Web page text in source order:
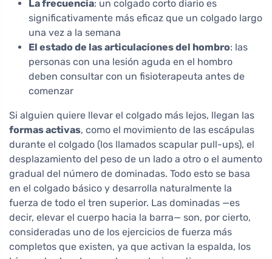
La frecuencia: un colgado corto diario es
significativamente más eficaz que un colgado largo
una vez a la semana
El estado de las articulaciones del hombro: las
personas con una lesión aguda en el hombro
deben consultar con un fisioterapeuta antes de
comenzar
Si alguien quiere llevar el colgado más lejos, llegan las
formas activas, como el movimiento de las escápulas
durante el colgado (los llamados scapular pull-ups), el
desplazamiento del peso de un lado a otro o el aumento
gradual del número de dominadas. Todo esto se basa
en el colgado básico y desarrolla naturalmente la
fuerza de todo el tren superior. Las dominadas —es
decir, elevar el cuerpo hacia la barra— son, por cierto,
consideradas uno de los ejercicios de fuerza más
completos que existen, ya que activan la espalda, los